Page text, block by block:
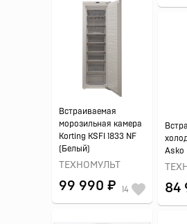
Встраиваемая
морозильная камера
Korting KSFI 1833 NF
(Белый)
ТЕХНОМУЛЬТ
99 990 ₽ 14
Asko
84